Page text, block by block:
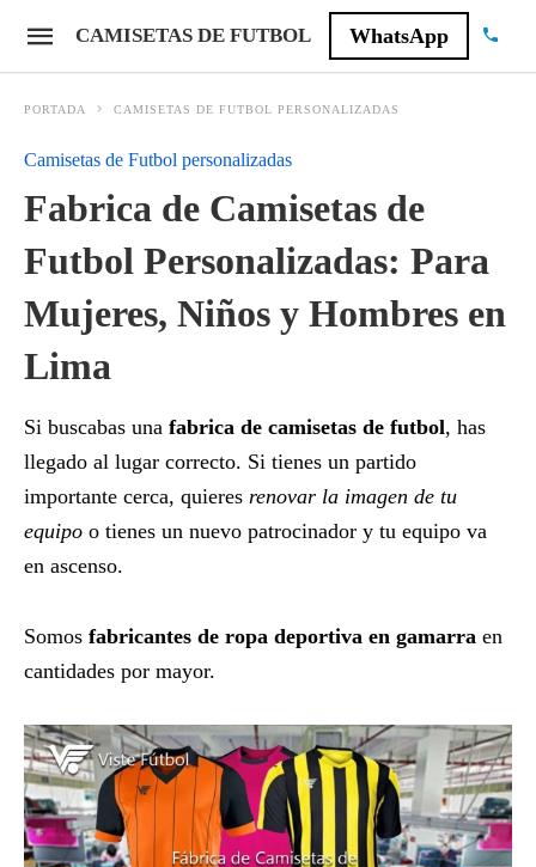
CAMISETAS DE FUTBOL WhatsApp
PORTADA CAMISETAS DE FUTBOL PERSONALIZADAS
Camisetas de Futbol personalizadas
Fabrica de Camisetas de
Futbol Personalizadas: Para
Mujeres, Niños y Hombres en
Lima
Si buscabas una fabrica de camisetas de futbol, has
llegado al lugar correcto. Si tienes un partido
importante cerca, quieres renovar la imagen de tu
equipo o tienes un nuevo patrocinador y tu equipo va
en ascenso.
Somos fabricantes de ropa deportiva en gamarra en
cantidades por mayor.